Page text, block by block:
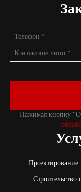
Проектирование
Строительство
Нажимая кнопку